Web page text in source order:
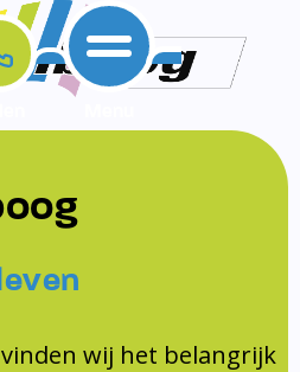
wij het belangrijk